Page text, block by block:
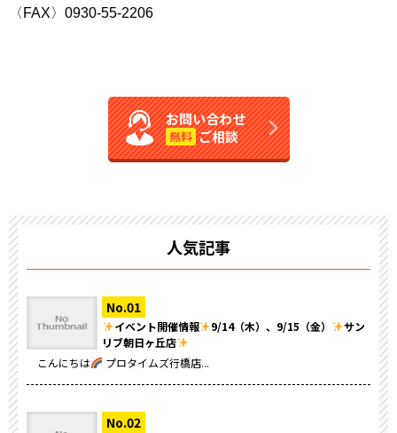
〈FAX〉0930-55-2206
お問い合わせ
無料 ご相談
人気記事
イベント開催情報 9/14（木）、9/15（金）
サン
リブ朝日ヶ丘店
こんにちは
プロタイムズ行橋店...